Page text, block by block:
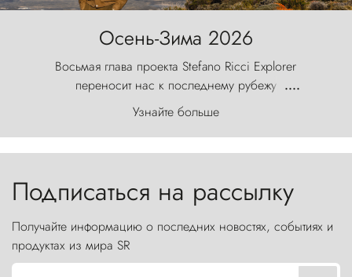
Осень-Зима 2026
Восьмая глава проекта Stefano Ricci Explorer
переносит нас к последнему рубежу
первозданного мира, где ветер с
первобытной яростью ваяет ландшафт, а пики
Торрес-дель-Пайне, словно каменные стражи,
....
Узнайте больше
Подписаться на рассылку
Получайте информацию о последних новостях, событиях и
продуктах из мира SR